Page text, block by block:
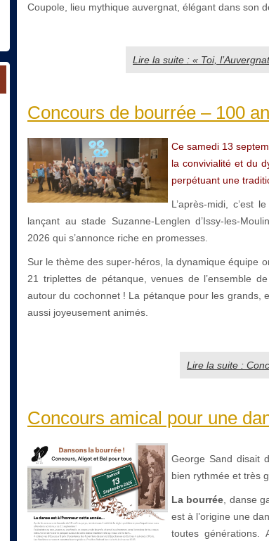
Coupole, lieu mythique auvergnat, élégant dans son
Lire la suite : « Toi,
Concours de bourrée – 100
Ce samedi 13
la convivialité et du
perpétuant une
L’après-midi, c’est
lançant au stade Suzanne-Lenglen d’Issy-les-
2026 qui s’annonce riche en promesses.
Sur le thème des super-héros, la dynamique équipe
21 triplettes de pétanque, venues de l’ensemble
autour du cochonnet ! La pétanque pour les grands,
aussi joyeusement animés.
Lire la suite :
Concours amical pour une
George Sand disait
bien rythmée et très
La bourrée , danse
est à l’origine une
toutes générations.